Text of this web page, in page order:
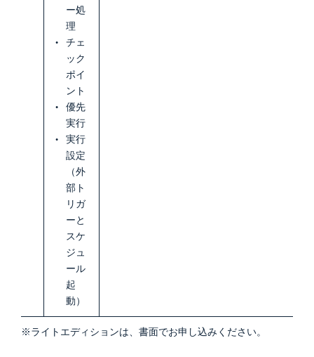
ー処
理
チェ
ック
ポイ
ント
優先
実行
実行
設定
（外
部ト
リガ
ーと
スケ
ジュ
ール
起
動）
※ライトエディションは、書面でお申し込みください。